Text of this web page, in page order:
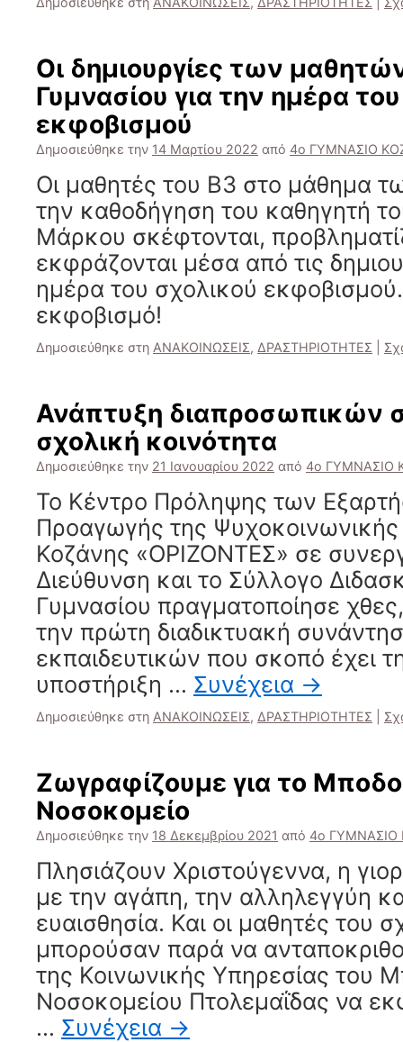
Οι δημιουργίες των
Γυμνασίου για την ημέρα
εκφοβισμού
Δημοσιεύθηκε την 14 Μαρτίου 2022 από 4ο ΓΥΜΝΑΣΙΟ
Οι μαθητές του Β3 στο μάθημα
την καθοδήγηση του καθηγητή
Μάρκου σκέφτονται,
εκφράζονται μέσα από τις
ημέρα του σχολικού
εκφοβισμό!
Δημοσιεύθηκε στη ΑΝΑΚΟΙΝΩΣΕΙΣ, ΔΡΑΣΤΗΡΙΟΤΗΤΕΣ
Ανάπτυξη διαπροσωπικών
σχολική κοινότητα
Δημοσιεύθηκε την 21 Ιανουαρίου 2022 από 4ο ΓΥΜΝΑΣΙΟ
Το Κέντρο Πρόληψης των
Προαγωγής της Ψυχοκοινωνικής
Κοζάνης «ΟΡΙΖΟΝΤΕΣ» σε
Διεύθυνση και το Σύλλογο
Γυμνασίου πραγματοποίησε
την πρώτη διαδικτυακή
εκπαιδευτικών που σκοπό έχει
υποστήριξη … Συνέχεια →
Δημοσιεύθηκε στη ΑΝΑΚΟΙΝΩΣΕΙΣ, ΔΡΑΣΤΗΡΙΟΤΗΤΕΣ
Ζωγραφίζουμε για το
Νοσοκομείο
Δημοσιεύθηκε την 18 Δεκεμβρίου 2021 από 4ο
Πλησιάζουν Χριστούγεννα, η
με την αγάπη, την αλληλεγγύη
ευαισθησία. Και οι μαθητές του
μπορούσαν παρά να
της Κοινωνικής Υπηρεσίας του
Νοσοκομείου Πτολεμαΐδας να
… Συνέχεια →